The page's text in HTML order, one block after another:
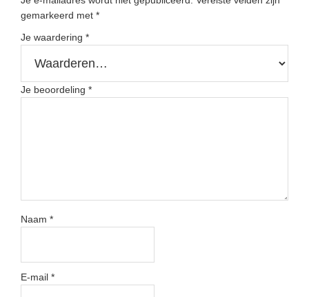
gemarkeerd met *
Je waardering *
Je beoordeling *
Naam *
E-mail *